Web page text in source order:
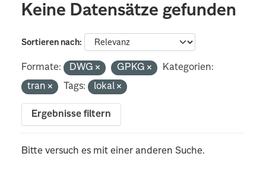
Keine Datensätze gefunden
Sortieren nach
Formate: DWG GPKG
Kategorien:
tran
Tags: lokal
Ergebnisse filtern
Bitte versuch es mit einer anderen Suche.